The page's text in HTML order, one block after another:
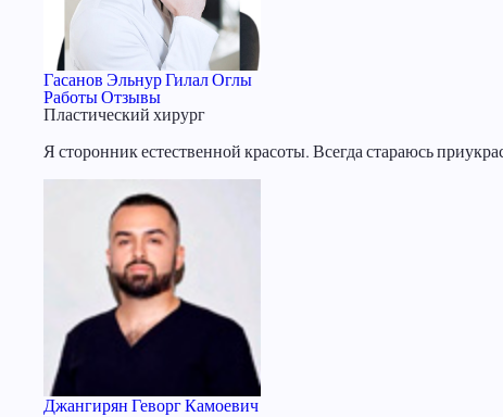
Гасанов Эльнур Гилал Оглы
РаботыОтзывы
Пластический хирург
Я сторонник естественной красоты. Всегда стараюсь
Джангирян Геворг Камоевич